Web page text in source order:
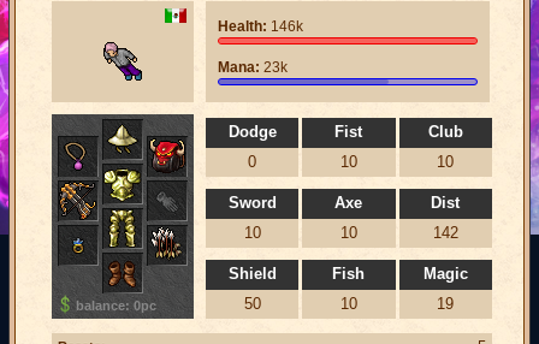
Dodge
0
Fist
10
Club
10
Sword
10
Axe
10
Dist
142
Shield
50
Fish
10
Magic
19
balance: 0pc
Health: 146k
Mana: 23k